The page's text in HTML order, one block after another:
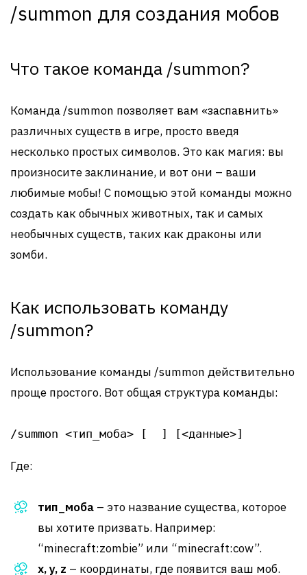
/summon для создания мобов
Что такое команда /summon?
Команда /summon позволяет вам «заспавнить»
различных существ в игре, просто введя
несколько простых символов. Это как магия: вы
произносите заклинание, и вот они – ваши
любимые мобы! С помощью этой команды можно
создать как обычных животных, так и самых
необычных существ, таких как драконы или
зомби.
Как использовать команду
/summon?
Использование команды /summon действительно
проще простого. Вот общая структура команды:
/summon <тип_моба> [ ] [<данные>]
Где:
тип_моба – это название существа, которое
вы хотите призвать. Например:
“minecraft:zombie” или “minecraft:cow”.
x, y, z – координаты, где появится ваш моб.